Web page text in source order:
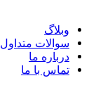
وبلاگ
سوالات متداول
درباره ما
تماس با ما